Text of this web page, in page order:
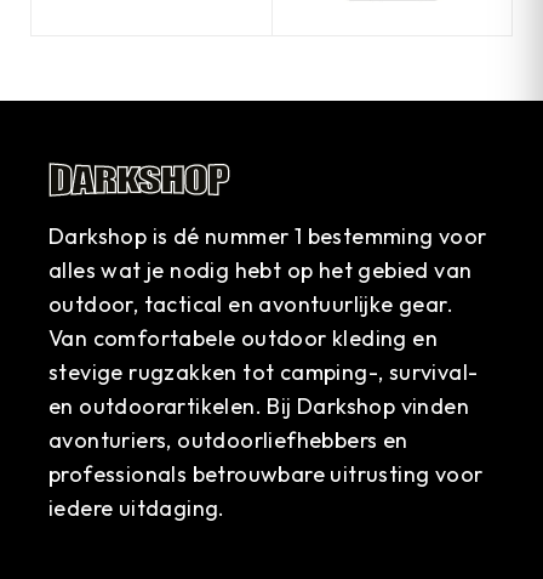
Darkshop is dé nummer 1 bestemming voor
alles wat je nodig hebt op het gebied van
outdoor, tactical en avontuurlijke gear.
Van comfortabele outdoor kleding en
stevige rugzakken tot camping-, survival-
en outdoorartikelen. Bij Darkshop vinden
avonturiers, outdoorliefhebbers en
professionals betrouwbare uitrusting voor
iedere uitdaging.